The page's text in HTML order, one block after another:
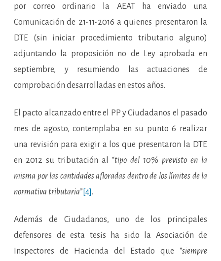
por correo ordinario la AEAT ha enviado una
Comunicación de 21-11-2016 a quienes presentaron la
DTE (sin iniciar procedimiento tributario alguno)
adjuntando la proposición no de Ley aprobada en
septiembre, y resumiendo las actuaciones de
comprobación desarrolladas en estos años.
El pacto alcanzado entre el PP y Ciudadanos el pasado
mes de agosto, contemplaba en su punto 6 realizar
una revisión para exigir a los que presentaron la DTE
en 2012 su tributación al “tipo del 10% previsto en la
misma por las cantidades afloradas dentro de los límites de la
normativa tributaria” [4].
Además de Ciudadanos, uno de los principales
defensores de esta tesis ha sido la Asociación de
Inspectores de Hacienda del Estado que “siempre